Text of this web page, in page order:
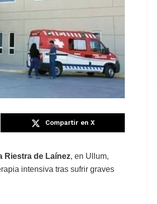
Compartir en X
Riestra de Laínez, en Ullum,
intensiva tras sufrir graves